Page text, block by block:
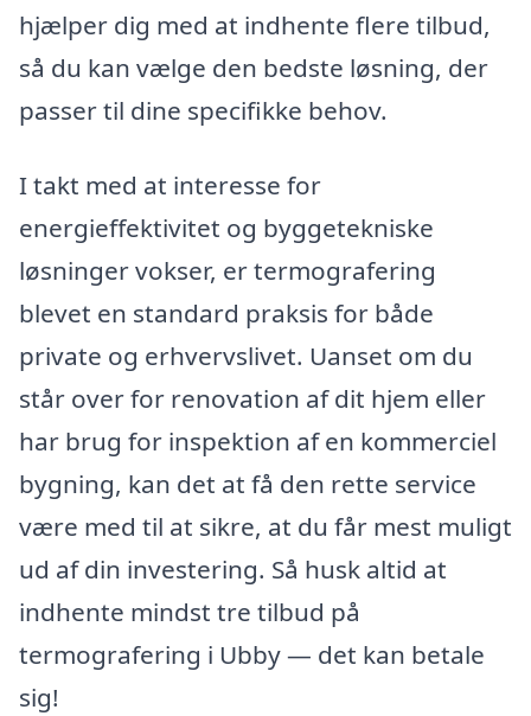
hjælper dig med at indhente flere tilbud,
så du kan vælge den bedste løsning, der
passer til dine specifikke behov.
I takt med at interesse for
energieffektivitet og byggetekniske
løsninger vokser, er termografering
blevet en standard praksis for både
private og erhvervslivet. Uanset om du
står over for renovation af dit hjem eller
har brug for inspektion af en kommerciel
bygning, kan det at få den rette service
være med til at sikre, at du får mest muligt
ud af din investering. Så husk altid at
indhente mindst tre tilbud på
termografering i Ubby — det kan betale
sig!